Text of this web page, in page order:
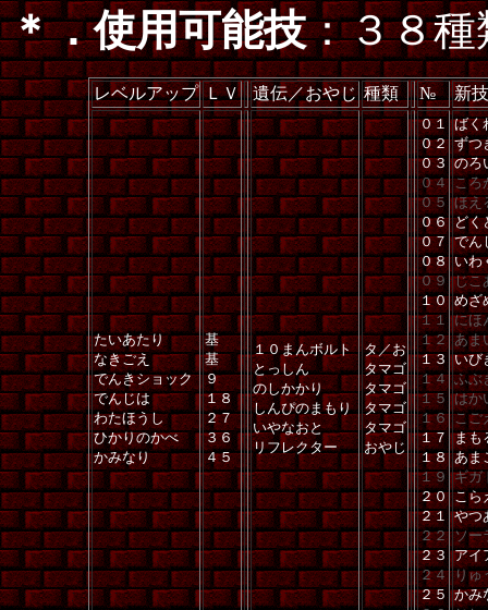
＊．使用可能技：３８種
レベルアップ ＬＶ 遺伝／おやじ 種類 № 新
たいあたり
なきごえ
でんきショック
でんじは
わたほうし
ひかりのかべ
かみなり
基
基
９
１８
２７
３６
４５
１０まんボルト
とっしん
のしかかり
しんぴのまもり
いやなおと
リフレクター
タ／お
タマゴ
タマゴ
タマゴ
タマゴ
おやじ
０１
０２
０３
０４
０５
０６
０７
０８
０９
１０
１１
１２
１３
１４
１５
１６
１７
１８
１９
２０
２１
２２
２３
２４
２５
ばく
ずつ
のろ
ころ
ほえ
どく
でん
いわ
じこ
めざ
にほ
あま
いび
ふぶ
はか
こご
まも
あま
ギガ
こら
やつ
ソー
アイ
りゅ
かみ